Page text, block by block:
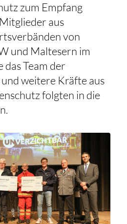
zum Empfang
aus
von
und Maltesern im
das Team der
weitere Kräfte aus
folgten in die